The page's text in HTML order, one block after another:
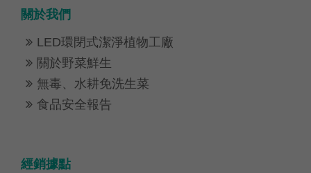
關於我們
 LED環閉式潔淨植物工廠
 關於野菜鮮生
 無毒、水耕免洗生菜
 食品安全報告
經銷據點